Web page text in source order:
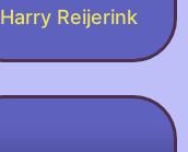
Harry Reijerink